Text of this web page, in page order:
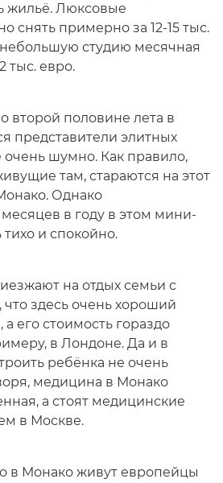
жильё. Люксовые
снять примерно за 12-15 тыс.
студию месячная
тыс. евро.
второй половине лета в
представители элитных
очень шумно. Как правило,
там, стараются на этот
Однако
в году в этом мини-
тихо и спокойно.
на отдых семьи с
что здесь очень хороший
его стоимость гораздо
в Лондоне. Да и в
ребёнка не очень
медицина в Монако
а стоят медицинские
в Москве.
в Монако живут европейцы